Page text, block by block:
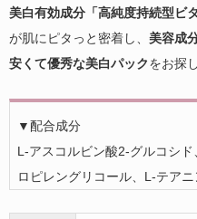
美白有効成分「高純度持続型ビ
が肌にピタっと密着し、 美容成
安くて優秀な美白パックをお探
▼配合成分
L-アスコルビン酸2-グルコシ
ロピレングリコール、L-テア